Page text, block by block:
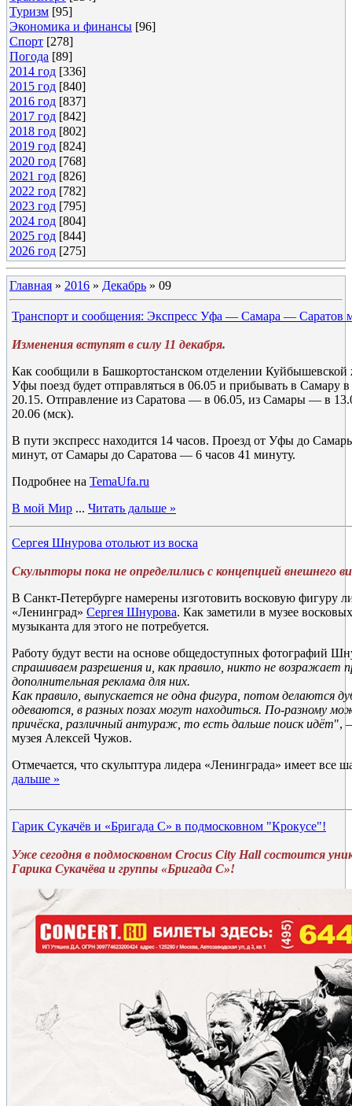
Туризм [95]
Экономика и финансы [96]
Спорт [278]
Погода [89]
2014 год [336]
2015 год [840]
2016 год [837]
2017 год [842]
2018 год [802]
2019 год [824]
2020 год [768]
2021 год [826]
2022 год [782]
2023 год [795]
2024 год [804]
2025 год [844]
2026 год [275]
Главная » 2016 » Декабрь » 09
Транспорт и сообщения: Экспресс Уфа — Самара — Саратов
Изменения вступят в силу 11 декабря.
Как сообщили в Башкортостанском отделении Куйбышевской
Уфы поезд будет отправляться в 06.05 и прибывать в Самару
20.15. Отправление из Саратова — в 06.05, из Самары — в
20.06 (мск).
В пути экспресс находится 14 часов. Проезд от Уфы до
минут, от Самары до Саратова — 6 часов 41 минуту.
Подробнее на TemaUfa.ru
В мой Мир ... Читать дальше »
Сергея Шнурова отольют из воска
Скульпторы пока не определились с концепцией внешнего
В Санкт-Петербурге намерены изготовить восковую фигуру
«Ленинград» Сергея Шнурова. Как заметили в музее
музыканта для этого не потребуется.
Работу будут вести на основе общедоступных фотографий
спрашиваем разрешения и, как правило, никто не
дополнительная реклама для них.
Как правило, выпускается не одна фигура, потом делаются
одеваются, в разных позах могут находиться. По-разному
причёска, различный антураж, то есть дальше поиск идёт",
музея Алексей Чужов.
Отмечается, что скульптура лидера «Ленинграда» имеет все
дальше »
Гарик Сукачёв и «Бригада С» в подмосковном "Крокусе"!
Уже сегодня в подмосковном Crocus City Hall состоится
Гарика Сукачёва и группы «Бригада С»!